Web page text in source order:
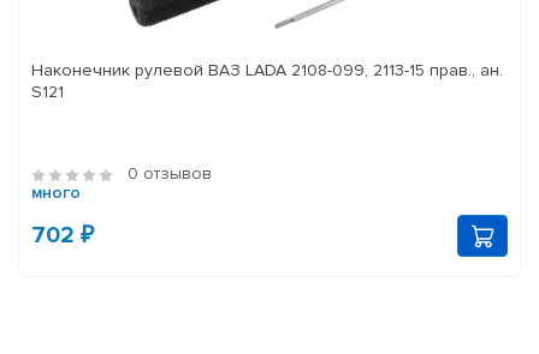
Наконечник рулевой ВАЗ LADA 2108-099, 2113-15 прав., ан.
S121
0 отзывов
много
702 ₽